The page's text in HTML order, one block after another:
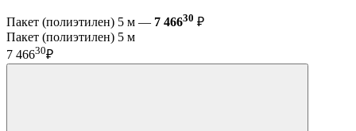
Пакет (полиэтилен) 5 м — 7 46630 ₽
Пакет (полиэтилен) 5 м
7 46630₽